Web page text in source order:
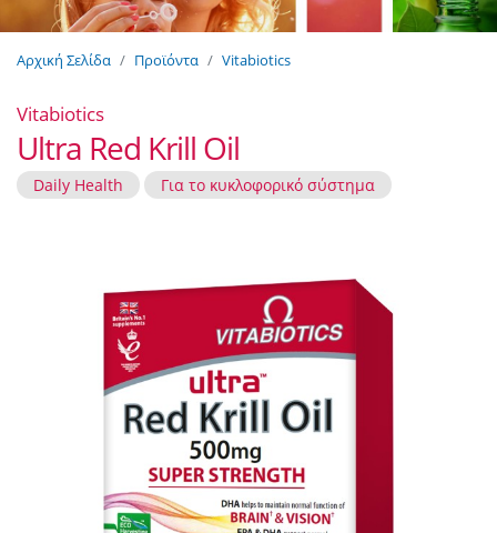
Αρχική Σελίδα Προϊόντα Vitabiotics
Vitabiotics
Ultra Red Krill Oil
Daily Health Για το κυκλοφορικό σύστημα